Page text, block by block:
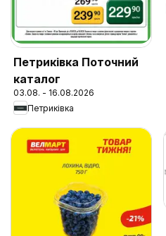
Петриківка Поточний
каталог
03.08. - 16.08.2026
Петриківка